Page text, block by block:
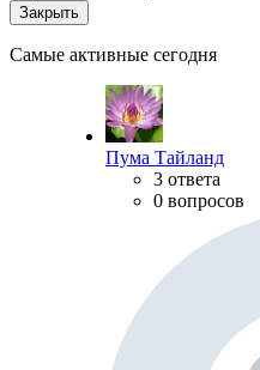
Закрыть
Самые активные сегодня
Пума Тайланд
3 ответа
0 вопросов